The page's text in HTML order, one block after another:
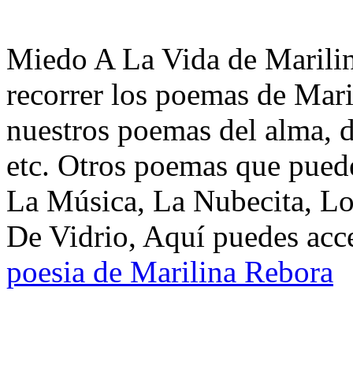
Miedo A La Vida de
recorrer los poemas de
nuestros poemas del alma,
etc. Otros poemas que
La Música, La Nubecita,
De Vidrio, Aquí puedes
poesia de Marilina Rebora